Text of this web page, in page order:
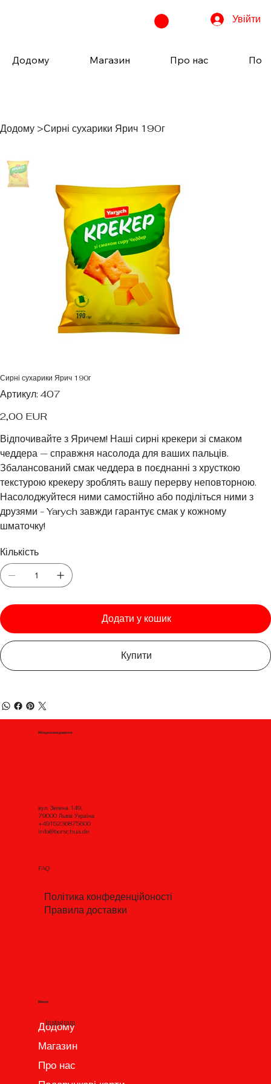
Увійти
Додому Магазин Про нас
Додому >Сирні сухарики Ярич 190г
Сирні сухарики Ярич 190г
Артикул:
Артикул
407
407
Ціна
2,00 EUR
Відпочивайте з Яричем! Наші сирні крекери зі смаком
чеддера — справжня насолода для ваших пальців.
Збалансований смак чеддера в поєднанні з хрусткою
текстурою крекеру зроблять вашу перерву неповторною.
Насолоджуйтеся ними самостійно або поділіться ними з
друзями - Yarych завжди гарантує смак у кожному
шматочку!
Кількість
Додати у кошик
Купити
Місцезнаходження
вул. Зелена 149,
79000 Львів Україна
+4915236875600
info@borschua.de
Меню
Додому
Магазин
Про нас
FAQ
Політика конфеденційоності
Правила доставки
Instagram